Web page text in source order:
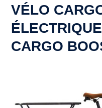
VÉLO
CARGO